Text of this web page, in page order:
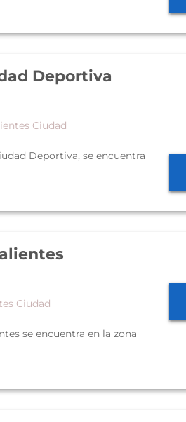
Deportiva
Ciudad
Deportiva, se encuentra
Ciudad
se encuentra en la zona